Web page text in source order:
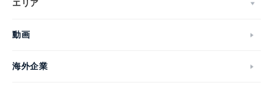
エリア
動画
海外企業